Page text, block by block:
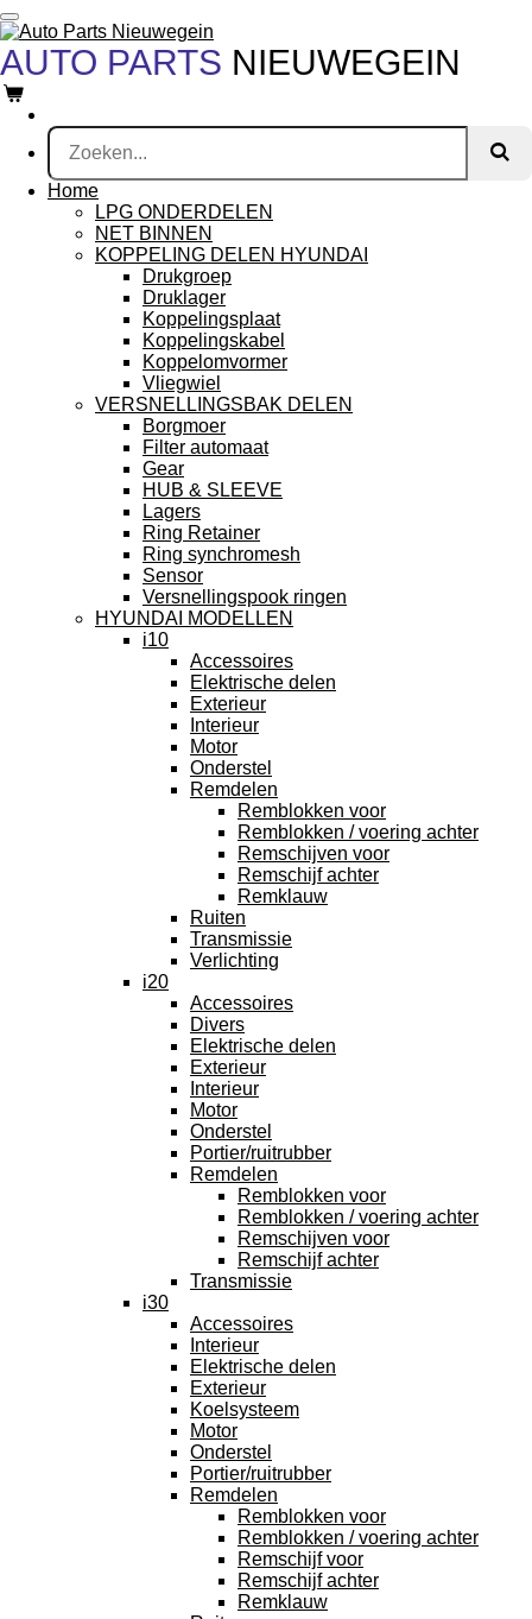
Ga
direct
naar
de
hoofdinhoud
AUTO PARTS NIEUWEGEIN
Home
LPG ONDERDELEN
NET BINNEN
KOPPELING DELEN HYUNDAI
Drukgroep
Druklager
Koppelingsplaat
Koppelingskabel
Koppelomvormer
Vliegwiel
VERSNELLINGSBAK DELEN
Borgmoer
Filter automaat
Gear
HUB & SLEEVE
Lagers
Ring Retainer
Ring synchromesh
Sensor
Versnellingspook ringen
HYUNDAI MODELLEN
i10
Accessoires
Elektrische delen
Exterieur
Interieur
Motor
Onderstel
Remdelen
Remblokken voor
Remblokken / voering achter
Remschijven voor
Remschijf achter
Remklauw
Ruiten
Transmissie
Verlichting
i20
Accessoires
Divers
Elektrische delen
Exterieur
Interieur
Motor
Onderstel
Portier/ruitrubber
Remdelen
Remblokken voor
Remblokken / voering achter
Remschijven voor
Remschijf achter
Transmissie
i30
Accessoires
Interieur
Elektrische delen
Exterieur
Koelsysteem
Motor
Onderstel
Portier/ruitrubber
Remdelen
Remblokken voor
Remblokken / voering achter
Remschijf voor
Remschijf achter
Remklauw